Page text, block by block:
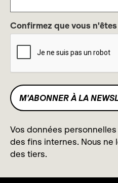
Confirmez que vous
Vos données
des fins internes. Nous
des tiers.